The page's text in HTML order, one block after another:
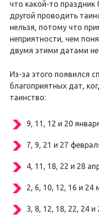
что какой-то
другой проводить
нельзя, потому что
неприятности, чем
двумя этими датами
Из-за этого появился
благоприятных дат,
таинство:
9, 11, 12 и 20
7, 9, 21 и 27
4, 11, 18, 22 и 28
2, 6, 10, 12, 16 и 24
3, 8, 12, 18, 22, 24